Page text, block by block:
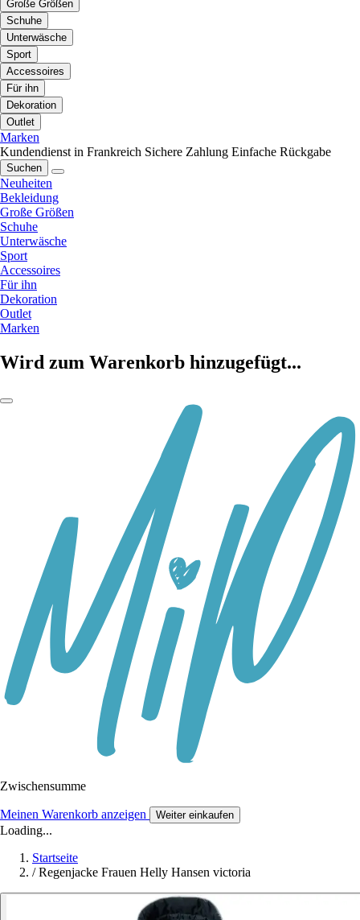
Große Größen
Schuhe
Unterwäsche
Sport
Accessoires
Für ihn
Dekoration
Outlet
Marken
Kundendienst in Frankreich Sichere Zahlung Einfache Rückgabe
Suchen
Neuheiten
Bekleidung
Große Größen
Schuhe
Unterwäsche
Sport
Accessoires
Für ihn
Dekoration
Outlet
Marken
Wird zum Warenkorb hinzugefügt...
Zwischensumme
Meinen Warenkorb anzeigen Weiter einkaufen
Loading...
Startseite
/ Regenjacke Frauen Helly Hansen victoria